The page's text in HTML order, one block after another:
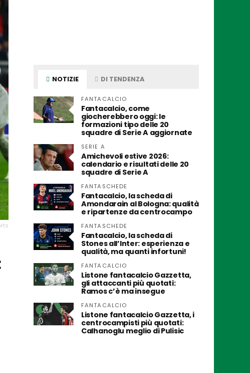
NOTIZIE DI TENDENZA
FANTACALCIO
Fantacalcio, come
giocherebbero oggi: le
formazioni tipo delle 20
squadre di Serie A aggiornate
SERIE A
Amichevoli estive 2026:
calendario e risultati delle 20
squadre di Serie A
FANTASCHEDE
Fantacalcio, la scheda di
Amondarain al Bologna: qualità
e ripartenze da centrocampo
FANTASCHEDE
Fantacalcio, la scheda di
Stones all’Inter: esperienza e
qualità, ma quanti infortuni!
FANTACALCIO
Listone fantacalcio Gazzetta,
gli attaccanti più quotati:
Ramos c’è ma insegue
FANTACALCIO
Listone fantacalcio Gazzetta, i
centrocampisti più quotati:
Calhanoglu meglio di Pulisic